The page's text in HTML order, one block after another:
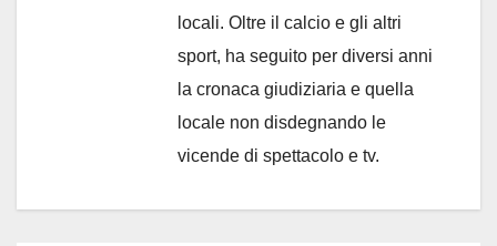
locali. Oltre il calcio e gli altri
sport, ha seguito per diversi anni
la cronaca giudiziaria e quella
locale non disdegnando le
vicende di spettacolo e tv.